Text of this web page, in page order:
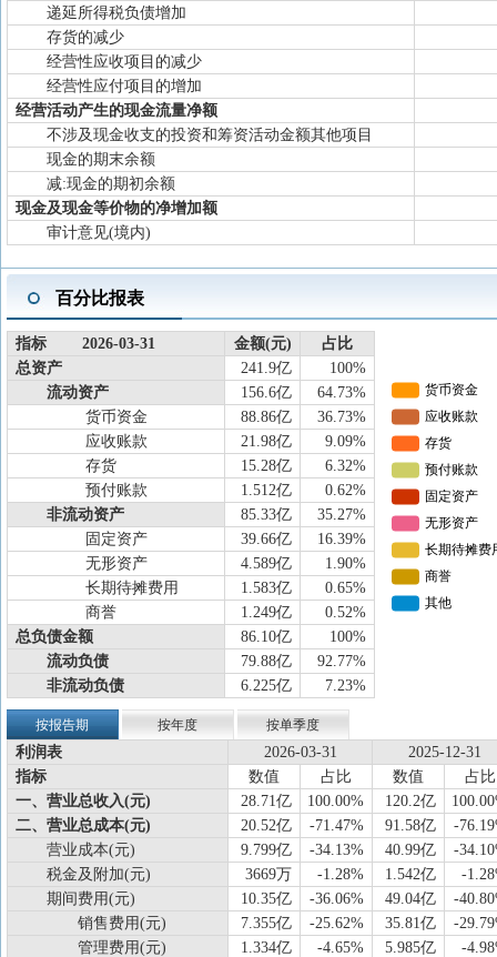
递延所得税负债增加
存货的减少
经营性应收项目的减少
经营性应付项目的增加
经营活动产生的现金流量净额
不涉及现金收支的投资和筹资活动金额其他项目
现金的期末余额
减:现金的期初余额
现金及现金等价物的净增加额
审计意见(境内)
百分比报表
指标 2026-03-31 金额(元)
占比
总资产
241.9亿
100%
流动资产
156.6亿
64.73%
货币资金
88.86亿
36.73%
应收账款
21.98亿
9.09%
存货
15.28亿
6.32%
预付账款
1.512亿
0.62%
非流动资产
85.33亿
35.27%
固定资产
39.66亿
16.39%
无形资产
4.589亿
1.90%
长期待摊费用
1.583亿
0.65%
商誉
1.249亿
0.52%
总负债金额
86.10亿
100%
流动负债
79.88亿
92.77%
非流动负债
6.225亿 7.23%
按报告期 按年度 按单季度
利润表 2026-03-31
2025-12-31
指标
数值 占比 数值
占比
一、营业总收入(元)
28.71亿 100.00% 120.2亿
二、营业总成本(元)
20.52亿 -71.47% 91.58亿
-
营业成本(元)
9.799亿 -34.13% 40.99亿
-
税金及附加(元)
3669万 -1.28% 1.542亿
-
期间费用(元)
10.35亿 -36.06% 49.04亿
-
销售费用(元)
7.355亿 -25.62% 35.81亿
-
管理费用(元)
1.334亿 -4.65% 5.985亿
-